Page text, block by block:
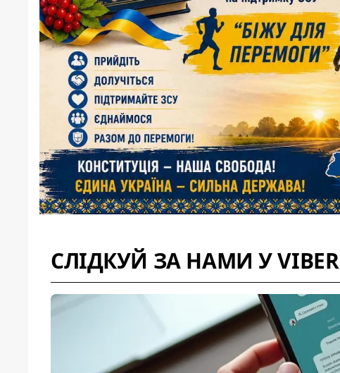
СЛІДКУЙ ЗА НАМИ У VIBER